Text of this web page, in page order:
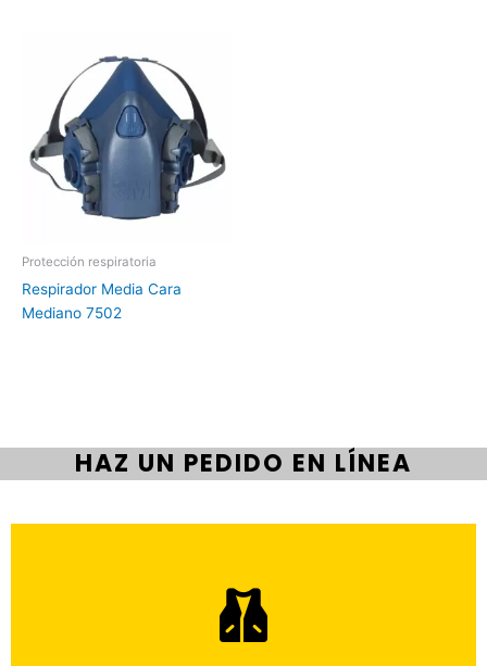
Protección respiratoria
Respirador Media Cara
Mediano 7502
HAZ UN PEDIDO EN LÍNEA